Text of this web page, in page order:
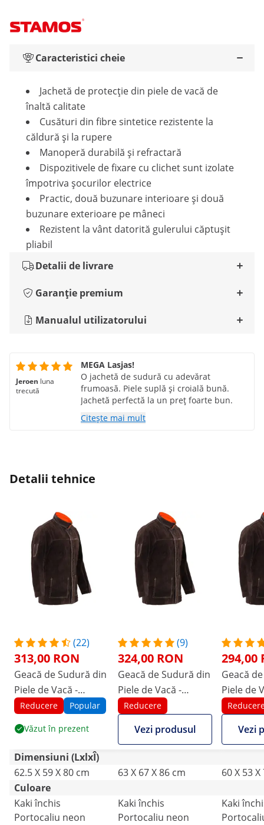
Caracteristici cheie
Jachetă de protecție din piele de vacă de
înaltă calitate
Cusături din fibre sintetice rezistente la
căldură și la rupere
Manoperă durabilă și refractară
Dispozitivele de fixare cu clichet sunt izolate
împotriva șocurilor electrice
Practic, două buzunare interioare și două
buzunare exterioare pe mâneci
Rezistent la vânt datorită gulerului căptușit
pliabil
Detalii de livrare
Garanție premium
Manualul utilizatorului
Jeroen luna
trecută
MEGA Lasjas!
O jachetă de sudură cu adevărat
frumoasă. Piele suplă și croială bună.
Jachetă perfectă la un preț foarte bun.
Citește mai mult
Detalii tehnice
(22)
313,00 RON
Geacă de Sudură din
Piele de Vacă -
mărimea L
Reducere Popular
Văzut în prezent
(9)
324,00 RON
Geacă de Sudură din
Piele de Vacă -
mărimea XL
Reducere
Vezi produsul
294,00
Geacă
Piele de
Vezi
Dimensiuni (LxlxÎ)
62.5 X 59 X 80 cm
63 X 67 X 86 cm
60 X 53
Culoare
Kaki închis
Portocaliu neon
Kaki închis
Portocaliu neon
Kaki